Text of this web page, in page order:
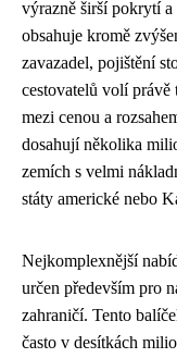
výrazně širší pokrytí
obsahuje kromě
zavazadel, pojištění
cestovatelů volí právě
mezi cenou a
dosahují několika
zemích s velmi
státy americké nebo
Nejkomplexnější
určen především pro
zahraničí. Tento
často v desítkách